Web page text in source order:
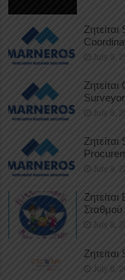
July 9,
Surveyor
July 9,
July 9,
Σταθμού
July 8,
July 8,